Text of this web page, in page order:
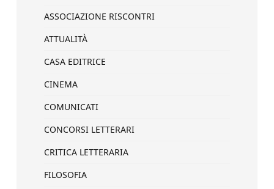
ASSOCIAZIONE RISCONTRI
ATTUALITÀ
CASA EDITRICE
CINEMA
COMUNICATI
CONCORSI LETTERARI
CRITICA LETTERARIA
FILOSOFIA